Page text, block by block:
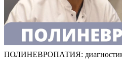
ПОЛИНЕВРОПАТИЯ: